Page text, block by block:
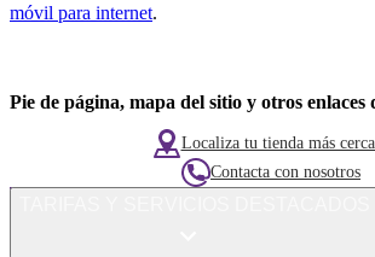
móvil para internet.
Pie de página, mapa del sitio y otros enlaces
Localiza tu tienda más
Contacta con nosotros